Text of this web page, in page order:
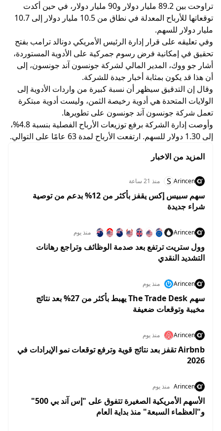
تراوحت بين 89.2 مليار دولار و90 مليار دولار، في حين أكدت
توقعاتها للأرباح المعدلة في نطاق من 10.5 مليار دولار إلى 10.7
مليار دولار للسهم.
وفي تعليقه على قرار إدارة الرئيس الأمريكي دونالد ترامب بفتح
تحقيق في إمكانية فرض رسوم جمركية على الأدوية المستوردة،
أشار جو ووك، المدير المالي لشركة جونسون آند جونسون، إلى
أن هذا قد يكون بمثابة أخبار جيدة للشركة.
وقال إن التدقيق سيظهر أن نسبة كبيرة من واردات الأدوية إلى
الولايات المتحدة هي أدوية رخيصة الثمن، وليست أدوية مبتكرة
تعمل شركة جونسون آند جونسون على تطويرها.
وأوصت إدارة الشركة برفع توزيعات الأرباح الفصلية بنسبة 4.8%،
إلى 1.30 دولار للسهم. ارتفعت الأرباح لمدة 63 عامًا على التوالي.
المزيد من الاخبار
Arincen
S منذ 21 ساعة
سهم سبيس إكس يقفز بأكثر من 12% بدعم من توصية
شراء جديدة
Arincen منذ يوم
وول ستريت ترتفع بعد صدمة الوظائف وتراجع رهانات
التشديد النقدي
Arincen منذ يوم
سهم The Trade Desk يهبط بأكثر من 27% بعد نتائج
مخيبة وتوقعات ضعيفة
Arincen منذ يوم
Airbnb تقفز بعد نتائج قوية وترفع توقعات نمو الإيرادات في
2026
Arincen منذ يوم
الأسهم الأمريكية الصغيرة تتفوق على "إس آند بي 500"
و"العظماء السبعة" منذ بداية العام